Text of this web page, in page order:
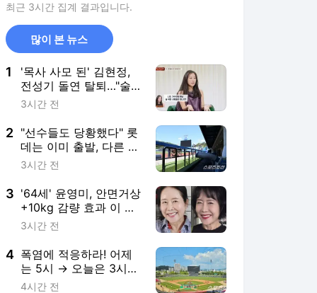
최근 3시간 집계 결과입니다.
많이 본 뉴스
1
'목사 사모 된' 김현정,
전성기 돌연 탈퇴…"술
취한 사람들 상대하기
3시간 전
2 "선수들도 당황했다" 롯
데는 이미 출발, 다른 팀
들 숙박 취소…초유의
3시간 전
3 '64세' 윤영미, 안면거상
+10kg 감량 효과 이 정
도였나..1년만 확 달라진
3시간 전
4 폭염에 적응하라! 어제
는 5시 → 오늘은 3시부
터…36도 폭염에도 KIA
4시간 전